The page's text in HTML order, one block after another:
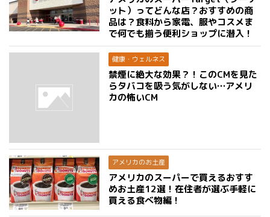
ット）ってどんな店？おすすめの商
品は？食料から家電、服やコスメま
で何でも揃う便利ショップに潜入！
健康・ウェルネス
禁煙に絶大な効果？！このCMを見た
らタバコを吸う気がしない…アメリ
カの怖いCM
アメリカのお土産
アメリカのスーパーで買えるおすす
めお土産12選！在住者が選ぶ手軽に
買える食べ物編！